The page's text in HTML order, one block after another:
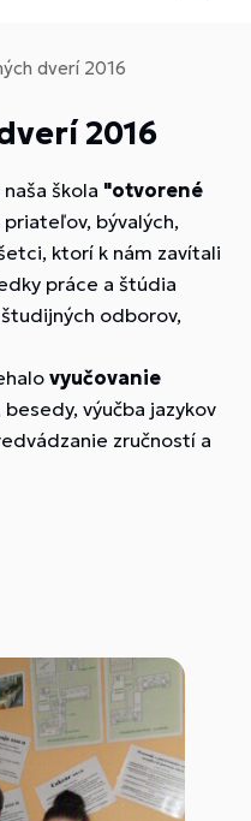
dverí 2016
2016
škola "otvorené
bývalých,
ktorí k nám zavítali
práce a štúdia
odborov,
vyučovanie
besedy, výučba jazykov
zručností a